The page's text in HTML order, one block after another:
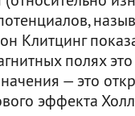
Клитцинг
полях
— это
эффекта